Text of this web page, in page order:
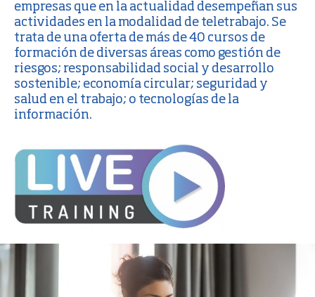
empresas que en la actualidad desempeñan sus
actividades en la modalidad de teletrabajo. Se
trata de una oferta de más de 40 cursos de
formación de diversas áreas como gestión de
riesgos; responsabilidad social y desarrollo
sostenible; economía circular; seguridad y
salud en el trabajo; o tecnologías de la
información.